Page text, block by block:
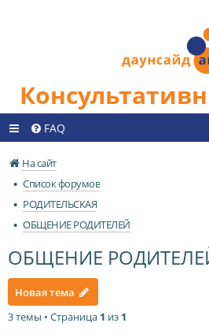
FAQ
На сайт
Список форумов
РОДИТЕЛЬСКАЯ
ОБЩЕНИЕ РОДИТЕЛЕЙ
ОБЩЕНИЕ
Новая тема
3 темы • Страница 1 из 1